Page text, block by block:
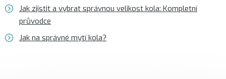
Doplňky a oblečení Qayron
Kontakt Servisní a výdejní místa
Jak zjistit a vybrat správnou velikost kola: Kompletní
průvodce
Jak na správné mytí kola?